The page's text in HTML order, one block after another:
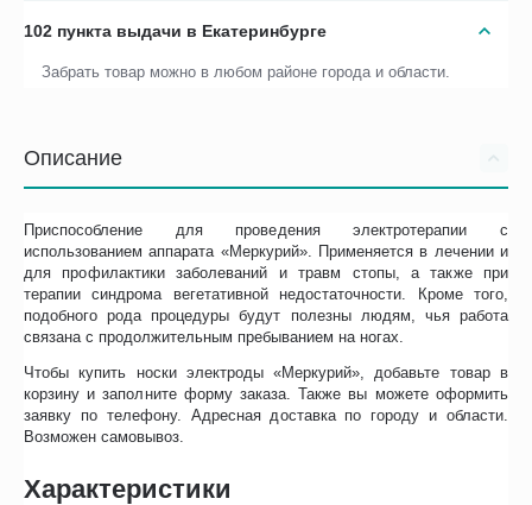
102 пункта выдачи в Екатеринбурге
Забрать товар можно в любом районе города и области.
Описание
Приспособление для проведения электротерапии с
использованием аппарата «Меркурий». Применяется в лечении и
для профилактики заболеваний и травм стопы, а также при
терапии синдрома вегетативной недостаточности. Кроме того,
подобного рода процедуры будут полезны людям, чья работа
связана с продолжительным пребыванием на ногах.
Чтобы купить носки электроды «Меркурий», добавьте товар в
корзину и заполните форму заказа. Также вы можете оформить
заявку по телефону. Адресная доставка по городу и области.
Возможен самовывоз.
Характеристики